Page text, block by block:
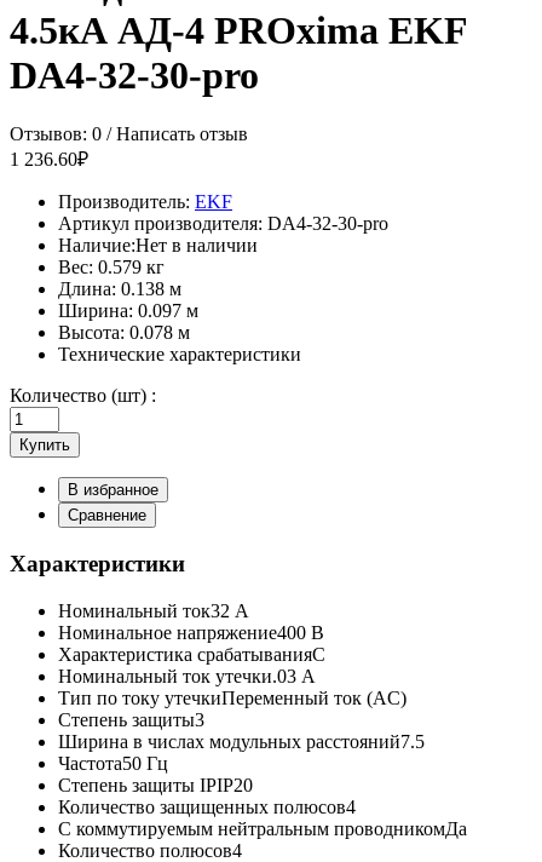
4.5кА АД-4 PROxima EKF
DA4-32-30-pro
Отзывов: 0 /Написать отзыв
1 236.60₽
Производитель: EKF
Артикул производителя: DA4-32-30-pro
Наличие:Нет в наличии
Вес: 0.579 кг
Длина: 0.138 м
Ширина: 0.097 м
Высота: 0.078 м
Технические характеристики
Количество (шт) :
Купить
В избранное
Сравнение
Характеристики
Номинальный ток32 А
Номинальное напряжение400 В
Характеристика срабатыванияC
Номинальный ток утечки.03 А
Тип по току утечкиПеременный ток (AC)
Степень защиты3
Ширина в числах модульных расстояний7.5
Частота50 Гц
Степень защиты IPIP20
Количество защищенных полюсов4
С коммутируемым нейтральным проводникомДа
Количество полюсов4